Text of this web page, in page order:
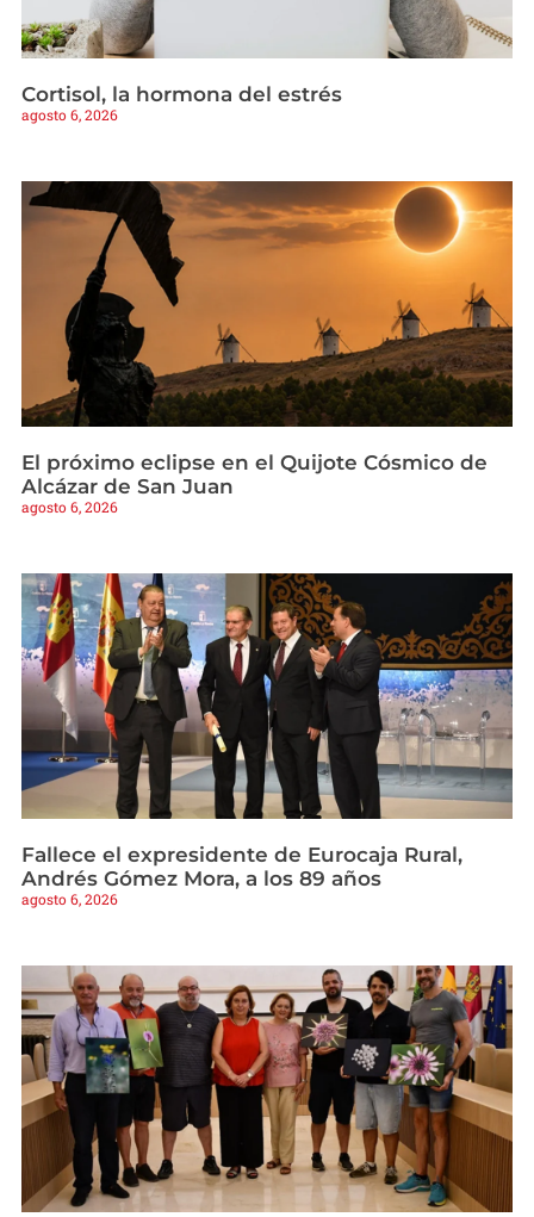
Cortisol, la hormona del estrés
agosto 6, 2026
El próximo eclipse en el Quijote Cósmico de
Alcázar de San Juan
agosto 6, 2026
Fallece el expresidente de Eurocaja Rural,
Andrés Gómez Mora, a los 89 años
agosto 6, 2026